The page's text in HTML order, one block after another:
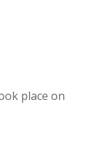
place on